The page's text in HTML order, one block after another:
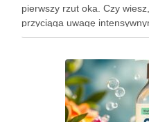
pierwszy rzut oka. Czy
przyciąga uwagę
efektem, pomadka oferuje